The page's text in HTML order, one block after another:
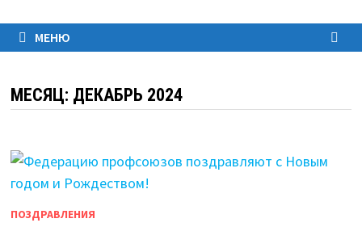
МЕНЮ
МЕСЯЦ: ДЕКАБРЬ 2024
ПОЗДРАВЛЕНИЯ